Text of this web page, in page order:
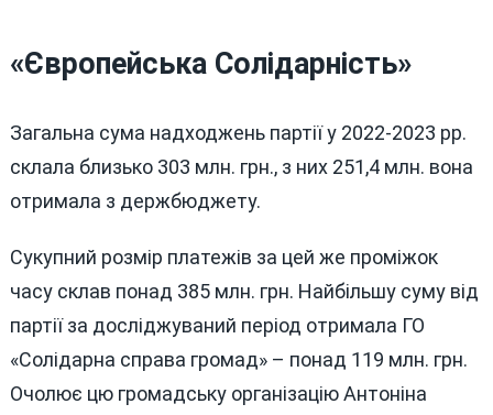
«Європейська Солідарність»
Загальна сума надходжень партії у 2022-2023 рр.
склала близько 303 млн. грн., з них 251,4 млн. вона
отримала з держбюджету.
Сукупний розмір платежів за цей же проміжок
часу склав понад 385 млн. грн. Найбільшу суму від
партії за досліджуваний період отримала ГО
«Солідарна справа громад» – понад 119 млн. грн.
Очолює цю громадську організацію Антоніна